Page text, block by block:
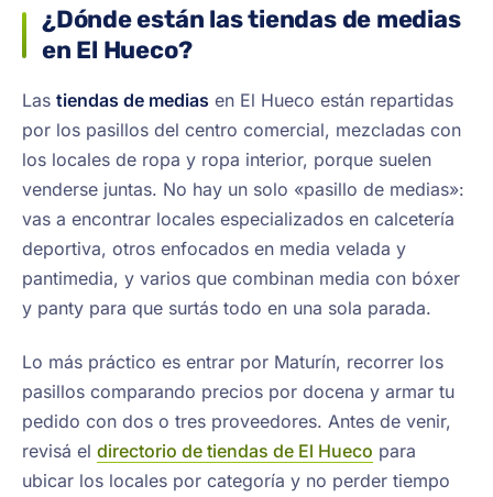
¿Dónde están las tiendas de medias
en El Hueco?
Las tiendas de medias en El Hueco están repartidas
por los pasillos del centro comercial, mezcladas con
los locales de ropa y ropa interior, porque suelen
venderse juntas. No hay un solo «pasillo de medias»:
vas a encontrar locales especializados en calcetería
deportiva, otros enfocados en media velada y
pantimedia, y varios que combinan media con bóxer
y panty para que surtás todo en una sola parada.
Lo más práctico es entrar por Maturín, recorrer los
pasillos comparando precios por docena y armar tu
pedido con dos o tres proveedores. Antes de venir,
revisá el directorio de tiendas de El Hueco para
ubicar los locales por categoría y no perder tiempo